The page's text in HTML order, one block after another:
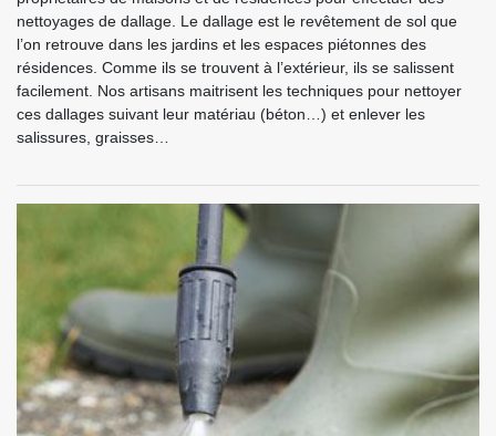
nettoyages de dallage. Le dallage est le revêtement de sol que
l’on retrouve dans les jardins et les espaces piétonnes des
résidences. Comme ils se trouvent à l’extérieur, ils se salissent
facilement. Nos artisans maitrisent les techniques pour nettoyer
ces dallages suivant leur matériau (béton…) et enlever les
salissures, graisses…